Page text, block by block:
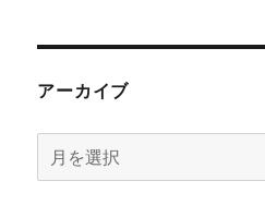
アーカイブ
ー